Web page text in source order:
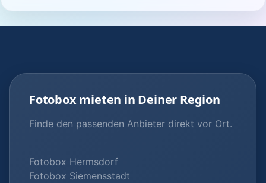
Fotobox mieten in Deiner Region
Finde den passenden Anbieter direkt vor Ort.
Fotobox Hermsdorf
Fotobox Siemensstadt